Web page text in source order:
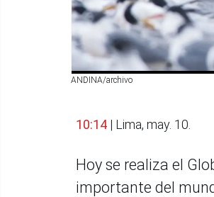
ANDINA/archivo
10:14 | Lima, may. 10.
Hoy se realiza el
importante del